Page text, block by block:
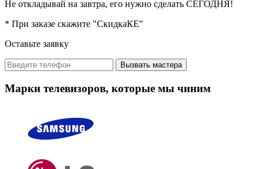
Не откладывай на завтра, его нужно сделать СЕГОДНЯ!
* При заказе скажите "СкидкаКЕ"
Оставьте заявку
Вызвать мастера
Марки телевизоров, которые мы чиним